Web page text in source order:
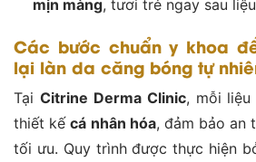
mịn màng, tươi trẻ ngay sau
Các bước chuẩn y khoa
lại làn da căng bóng tự
Tại Citrine Derma Clinic, mỗi
thiết kếcá nhân hóa, đảm bảo an
tối ưu. Quy trình được thực hiện